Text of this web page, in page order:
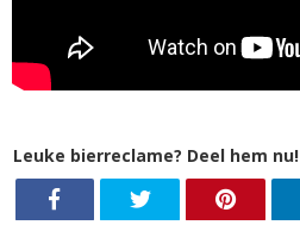
Leuke bierreclame? Deel hem nu!